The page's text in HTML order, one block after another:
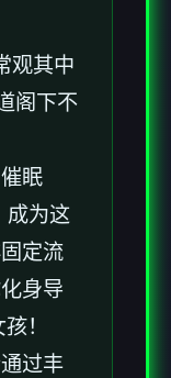
观其中
阁下不
眠
成为这
定流
身导
！
过丰